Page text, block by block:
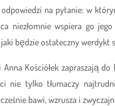
na pytanie: w
niezłomnie wspiera go
będzie ostateczny werdykt
Kościółek zapraszają
nie tylko tłumaczy
bawi, wzrusza i